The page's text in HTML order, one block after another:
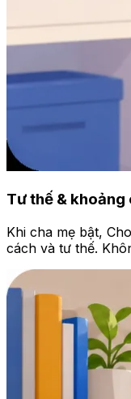
Tư thế & khoảng
Khi cha mẹ bật,
cách và tư thế.